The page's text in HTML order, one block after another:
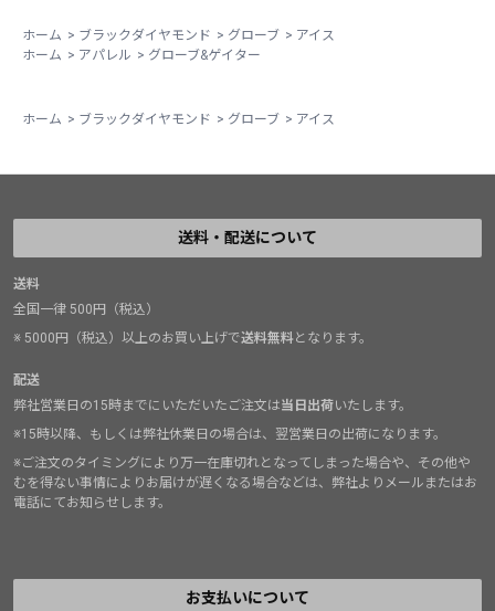
ホーム > ブラックダイヤモンド > グローブ > アイス
ホーム > アパレル > グローブ&ゲイター
ホーム > ブラックダイヤモンド > グローブ > アイス
送料・配送について
送料
全国一律 500円（税込）
※ 5000円（税込）以上のお買い上げで送料無料となります。
配送
弊社営業日の15時までにいただいたご注文は当日出荷いたします。
※15時以降、もしくは弊社休業日の場合は、翌営業日の出荷になります。
※ご注文のタイミングにより万一在庫切れとなってしまった場合や、その他や
むを得ない事情によりお届けが遅くなる場合などは、弊社よりメールまたはお
電話にてお知らせします。
お支払いについて